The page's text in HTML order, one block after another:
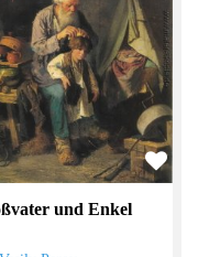
und Enkel